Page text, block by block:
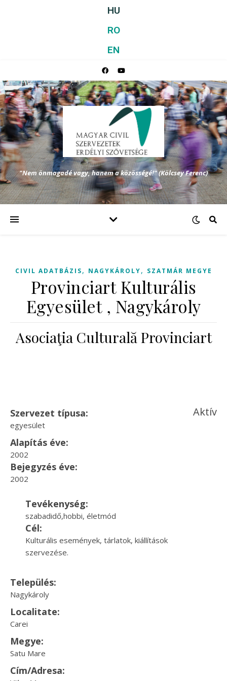
HU
RO
EN
"Nem önmagadé vagy, hanem a közösségé!" (Kölcsey Ferenc)
CIVIL ADATBÁZIS, NAGYKÁROLY, SZATMÁR MEGYE
Provinciart Kulturális
Egyesület , Nagykároly
Asociaţia Culturală Provinciart
Szervezet típusa:
egyesület
Aktív
Alapítás éve:
2002
Bejegyzés éve:
2002
Tevékenység:
szabadidő,hobbi, életmód
Cél:
Kulturális események, tárlatok, kiállítások
szervezése.
Település:
Nagykároly
Localitate:
Carei
Megye:
Satu Mare
Cím/Adresa: